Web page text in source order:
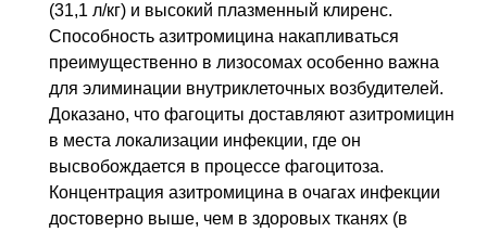
(31,1 л/кг) и высокий плазменный клиренс.
Способность азитромицина накапливаться
преимущественно в лизосомах особенно важна
для элиминации внутриклеточных возбудителей.
Доказано, что фагоциты доставляют азитромицин
в места локализации инфекции, где он
высвобождается в процессе фагоцитоза.
Концентрация азитромицина в очагах инфекции
достоверно выше, чем в здоровых тканях (в